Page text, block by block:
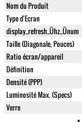
Nom du Produit
Type d'Ecran
display_refresh_Ühz_Ünum
Taille (Diagonale, Pouces)
Ratio écran/appareil
Définition
Densité (PPP)
Luminosité Max. (Specs)
Verre